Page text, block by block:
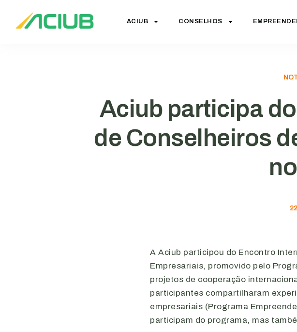
ACIUB CONSELHOS
Aciub participa
de Conselheiros
A Aciub participou do Encontro
Empresariais, promovido pelo
projetos de cooperação
participantes compartilharam
empresariais (Programa
participam do programa, mas